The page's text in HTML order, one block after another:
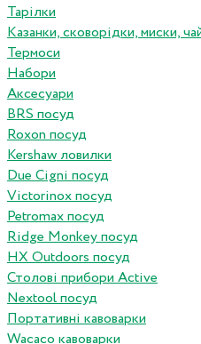
Тарілки
Казанки, сковорідки, миски,
Термоси
Набори
Аксесуари
BRS посуд
Roxon посуд
Kershaw ловилки
Due Cigni посуд
Victorinox посуд
Petromax посуд
Ridge Monkey посуд
HX Outdoors посуд
Столові прибори Active
Nextool посуд
Портативні кавоварки
Wacaco кавоварки